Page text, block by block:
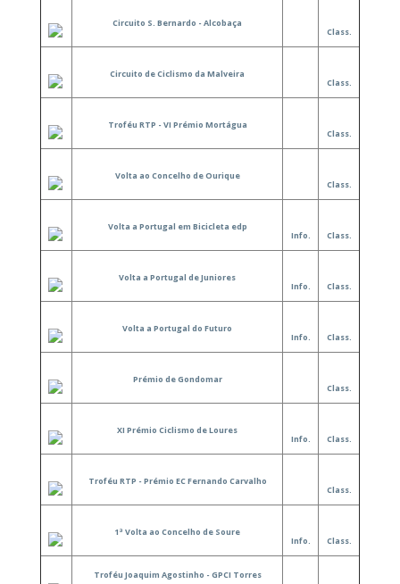
Circuito S. Bernardo - Alcobaça
Class.
Circuito de Ciclismo da Malveira
Class.
Troféu RTP - VI Prémio Mortágua
Class.
Volta ao Concelho de Ourique
Class.
Volta a Portugal em Bicicleta edp
Info. Class.
Volta a Portugal de Juniores
Info. Class.
Volta a Portugal do Futuro
Info. Class.
Prémio de Gondomar
Class.
XI Prémio Ciclismo de Loures
Info. Class.
Troféu RTP - Prémio EC Fernando Carvalho
Class.
1ª Volta ao Concelho de Soure
Info. Class.
Troféu Joaquim Agostinho - GPCI Torres